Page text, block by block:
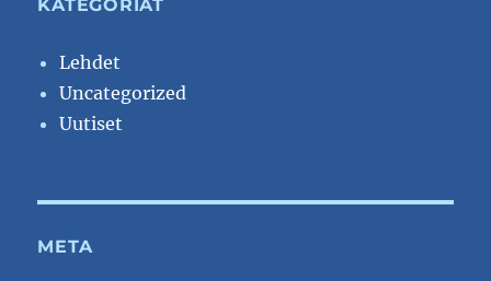
KATEGORIAT
Lehdet
Uncategorized
Uutiset
META